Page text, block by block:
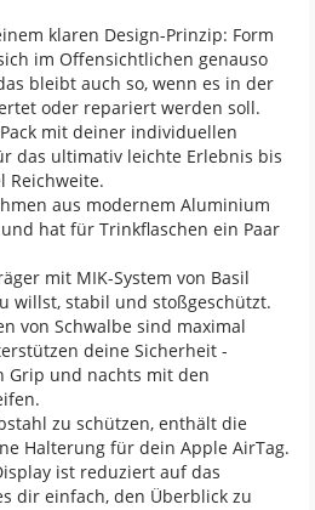
klaren Design-Prinzip: Form
im Offensichtlichen genauso
bleibt auch so, wenn es in der
oder repariert werden soll.
mit deiner individuellen
das ultimativ leichte Erlebnis bis
Reichweite.
aus modernem Aluminium
hat für Trinkflaschen ein Paar
mit MIK-System von Basil
willst, stabil und stoßgeschützt.
von Schwalbe sind maximal
deine Sicherheit -
Grip und nachts mit den
zu schützen, enthält die
Halterung für dein Apple AirTag.
ist reduziert auf das
dir einfach, den Überblick zu